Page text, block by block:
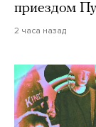
приездом
2 часа назад